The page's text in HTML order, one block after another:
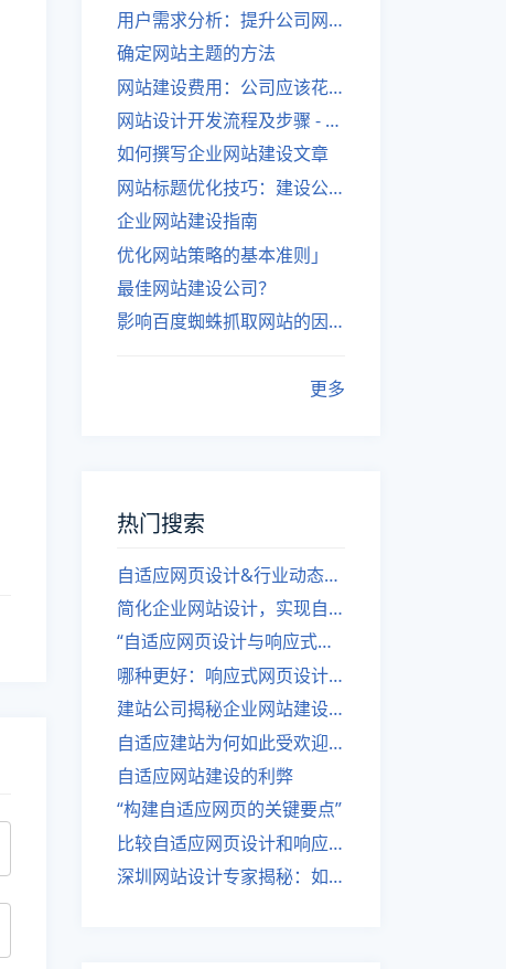
用户需求分析：提升公司网站建设效果
确定网站主题的方法
网站建设费用：公司应该花费多少？
网站设计开发流程及步骤 - 优化后的标题
如何撰写企业网站建设文章
网站标题优化技巧：建设公司的专业指导
企业网站建设指南
优化网站策略的基本准则」
最佳网站建设公司？
影响百度蜘蛛抓取网站的因素有哪些？
更多
热门搜索
自适应网页设计&行业动态，关注建站。
简化企业网站设计，实现自适应设计的方法
“自适应网页设计与响应式网站建设的异同”
哪种更好：响应式网页设计还是自适应网站？
建站公司揭秘企业网站建设核心原则
自适应建站为何如此受欢迎？
自适应网站建设的利弊
“构建自适应网页的关键要点”
比较自适应网页设计和响应式网站的差异
深圳网站设计专家揭秘：如何实现自适应网页设计